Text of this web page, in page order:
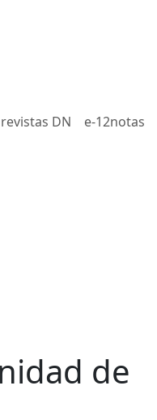
revistas DN e-12notas
de